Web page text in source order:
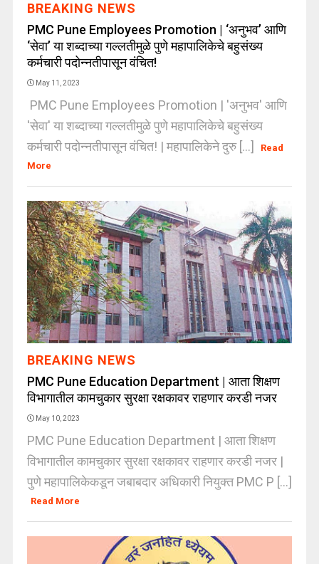
BREAKING NEWS
PMC Pune Employees Promotion | ‘अनुभव’ आणि
‘सेवा’ या शब्दाच्या गल्लतीमुळे पुणे महापालिकेचे बहुसंख्य
कर्मचारी पदोन्नतीपासून वंचित!
May 11, 2023
PMC Pune Employees Promotion | 'अनुभव' आणि
'सेवा' या शब्दाच्या गल्लतीमुळे पुणे महापालिकेचे बहुसंख्य
कर्मचारी पदोन्नतीपासून वंचित! | महापालिकेने दुरु [...]
Read
More
BREAKING NEWS
PMC Pune Education Department | आता शिक्षण
विभागातील कामचुकार सुरक्षा रक्षकावर राहणार करडी नजर
May 10, 2023
PMC Pune Education Department | आता शिक्षण
विभागातील कामचुकार सुरक्षा रक्षकावर राहणार करडी नजर |
पुणे महापालिकेकडून जबाबदार अधिकारी नियुक्त PMC P [...]
Read More